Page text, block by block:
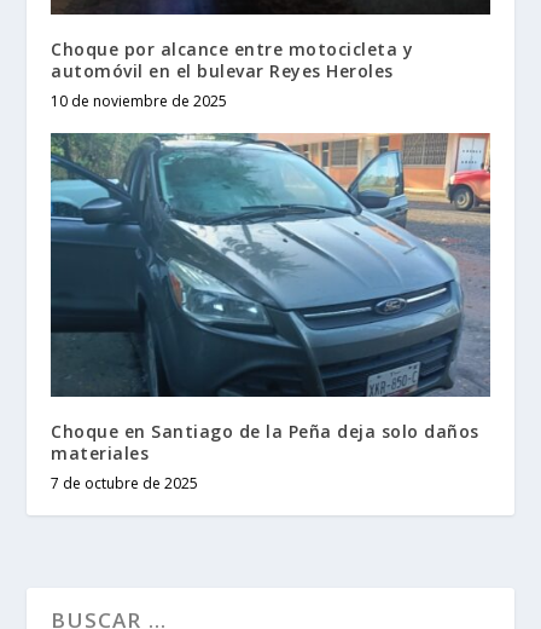
Choque por alcance entre motocicleta y
automóvil en el bulevar Reyes Heroles
10 de noviembre de 2025
Choque en Santiago de la Peña deja solo daños
materiales
7 de octubre de 2025